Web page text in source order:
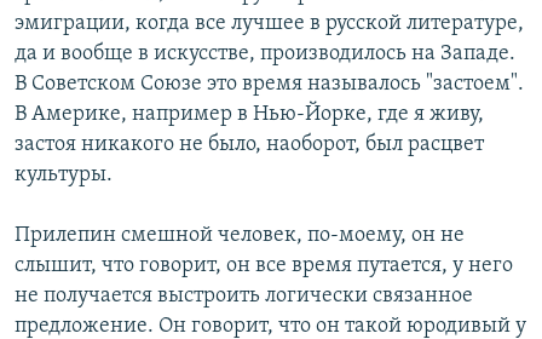
эмиграции, когда все лучшее в русской литературе,
да и вообще в искусстве, производилось на Западе.
В Советском Союзе это время называлось "застоем".
В Америке, например в Нью-Йорке, где я живу,
застоя никакого не было, наоборот, был расцвет
культуры.
Прилепин смешной человек, по-моему, он не
слышит, что говорит, он все время путается, у него
не получается выстроить логически связанное
предложение. Он говорит, что он такой юродивый у